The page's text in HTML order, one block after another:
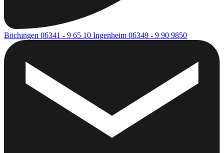
Böchingen 06341 - 9 65 10 Ingenheim 06349 - 9 90 9850